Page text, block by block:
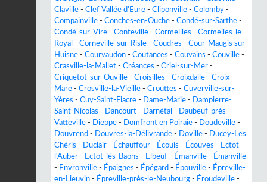
Claville - Clef Vallée d'Eure - Cliponville - Colomby -
Compainville - Conches-en-Ouche - Condé-sur-Sarthe -
Condé-sur-Vire - Conteville - Cormeilles - Cormelles-le-
Royal - Corneville-sur-Risle - Coudres - Cour-Maugis sur
Huisne - Courvaudon - Coutances - Couvains - Couville -
Crasville-la-Mallet - Créances - Criel-sur-Mer -
Criquetot-sur-Ouville - Croisilles - Croixdalle - Croix-
Mare - Crosville-la-Vieille - Crouttes - Cuverville-sur-
Yères - Cuy-Saint-Fiacre - Dame-Marie -
Dampierre-
Saint-Nicolas - Dancourt - Darnétal -
Daubeuf-près-
Vatteville - Dieppe - Domfront en Poiraie - Doudeville -
Douvrend - Douvres-la-Délivrande - Doville -
Ducey-Les
Chéris - Duclair - Échauffour - Écouis - Écouves - Ectot-
l'Auber - Ectot-lès-Baons - Elbeuf - Émanville - Émanville
- Envronville - Épaignes - Épégard - Épouville - Épreville-
en-Lieuvin - Épreville-près-le-Neubourg - Éroudeville -